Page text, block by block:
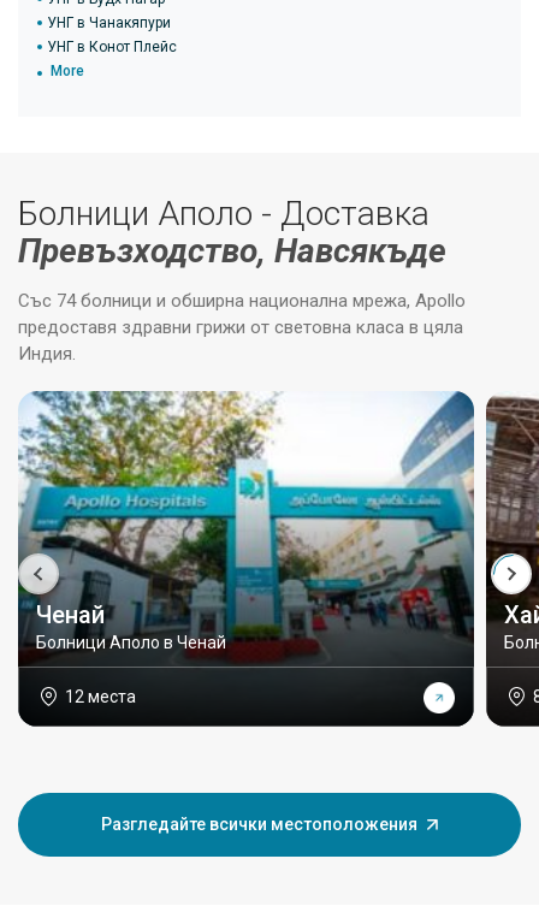
УНГ в Чанакяпури
УНГ в Конот Плейс
More
Болници Аполо - Доставка
Превъзходство, Навсякъде
Със 74 болници и обширна национална мрежа, Apollo
предоставя здравни грижи от световна класа в цяла
Индия.
Ченай
Болници Аполо в Ченай
12 места
Разгледайте всички местоположения